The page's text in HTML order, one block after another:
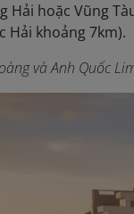
Hải hoặc Vũng
Hải khoảng 7km).
và Anh Quốc